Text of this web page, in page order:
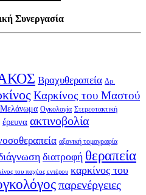
Συνεργασία
Βραχυθεραπεία Δρ.
Καρκίνος του Μαστού
Μελάνωμα Ογκολογία Στερεοτακτική
έρευνα ακτινοβολία
αξονική τομογραφία
διατροφή θεραπεία
του παχέος εντέρου καρκίνος του
παρενέργειες